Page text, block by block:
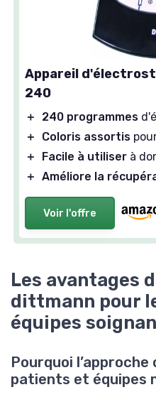
Appareil
240
＋ 240 programmes
＋
Coloris assortis
＋
Facile à utiliser à
＋ Améliore la
Voir l'offre
Les avantages
dittmann pour
équipes
Pourquoi
patients et équipes